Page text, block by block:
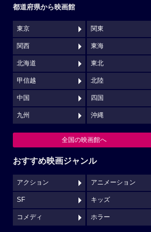
都道府県から映画館
東京 関東
関西 東海
北海道 東北
甲信越 北陸
中国 四国
九州 沖縄
全国の映画館へ
おすすめ映画ジャンル
アクション アニメーション
SF キッズ
コメディ ホラー